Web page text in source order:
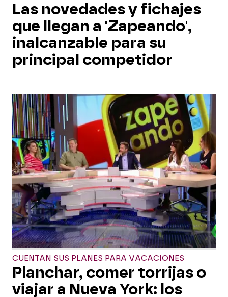
Las novedades y fichajes
que llegan a 'Zapeando',
inalcanzable para su
principal competidor
CUENTAN SUS PLANES PARA VACACIONES
Planchar, comer torrijas o
viajar a Nueva York: los